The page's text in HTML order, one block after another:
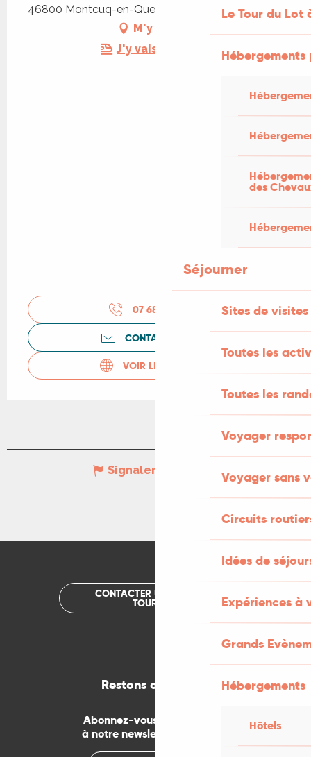
Le Tour du Lot
des
Séjourner
Sites de visites
Toutes les
Toutes les
Voyager
Voyager sans
Circuits
Idées de
Expériences à
Grands
Hébergements
Hôtels
46800 Montcuq-en-Quercy-Blanc
M'y rendre
J'y vais en train !
07 68 32 96
CONTACTEZ-NOUS
VOIR LES SITES WEB
Signaler une erreur
CONTACTER UN OFFICE DE
TOURISME
Restons connectés
Abonnez-vous gratuitement
à notre newsletter mensuelle